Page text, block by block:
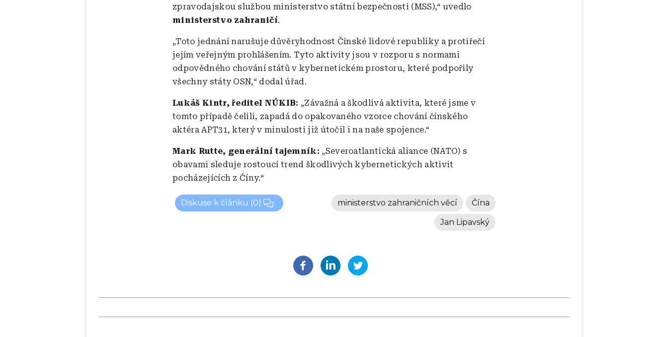
zpravodajskou službou ministerstvo státní bezpečnosti (MSS),“ uvedlo
ministerstvo zahraničí.
„Toto jednání narušuje důvěryhodnost Čínské lidové republiky a protiřečí
jejím veřejným prohlášením. Tyto aktivity jsou v rozporu s normami
odpovědného chování států v kybernetickém prostoru, které podpořily
všechny státy OSN,“ dodal úřad.
Lukáš Kintr, ředitel NÚKIB: „Závažná a škodlivá aktivita, které jsme v
tomto případě čelili, zapadá do opakovaného vzorce chování čínského
aktéra APT31, který v minulosti již útočil i na naše spojence.“
Mark Rutte, generální tajemník: „Severoatlantická aliance (NATO) s
obavami sleduje rostoucí trend škodlivých kybernetických aktivit
pocházejících z Číny.“
Diskuse k článku (0) Čína
ministerstvo zahraničních věcí
Jan Lipavský